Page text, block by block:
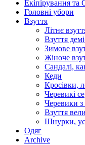
Екіпірування
Головні убори
Взуття
Літнє
Взуття
Зимове
Жіноче
Сандалі,
Кеди
Кросівки,
Черевикі
Черевики
Взуття
Шнурки,
Одяг
Archive